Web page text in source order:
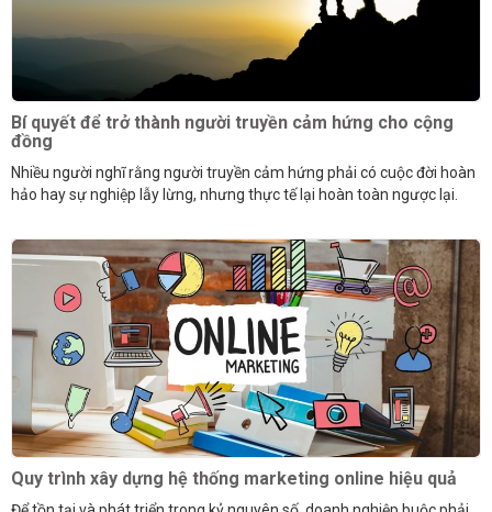
Bí quyết để trở thành người truyền cảm hứng cho cộng
đồng
Nhiều người nghĩ rằng người truyền cảm hứng phải có cuộc đời hoàn
hảo hay sự nghiệp lẫy lừng, nhưng thực tế lại hoàn toàn ngược lại.
Quy trình xây dựng hệ thống marketing online hiệu quả